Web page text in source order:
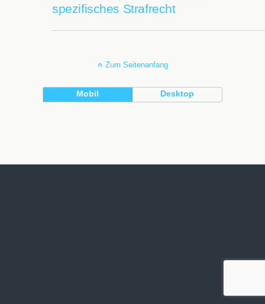
spezifisches Strafrecht
Zum Seitenanfang
Mobil Desktop